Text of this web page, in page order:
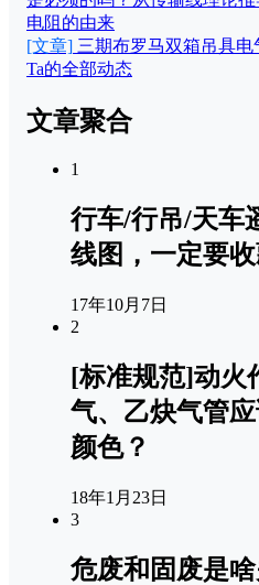
电阻的由来
[文章] 三期布罗马双箱吊具电
Ta的全部动态
文章聚合
1
行车/行吊/天车
线图，一定要收
17年10月7日
2
[标准规范]动火
气、乙炔气管
颜色？
18年1月23日
3
危废和固废是